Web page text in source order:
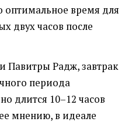
оптимальное время для
двух часов после
Павитры Радж, завтрак
периода
длится 10–12 часов
мнению, в идеале